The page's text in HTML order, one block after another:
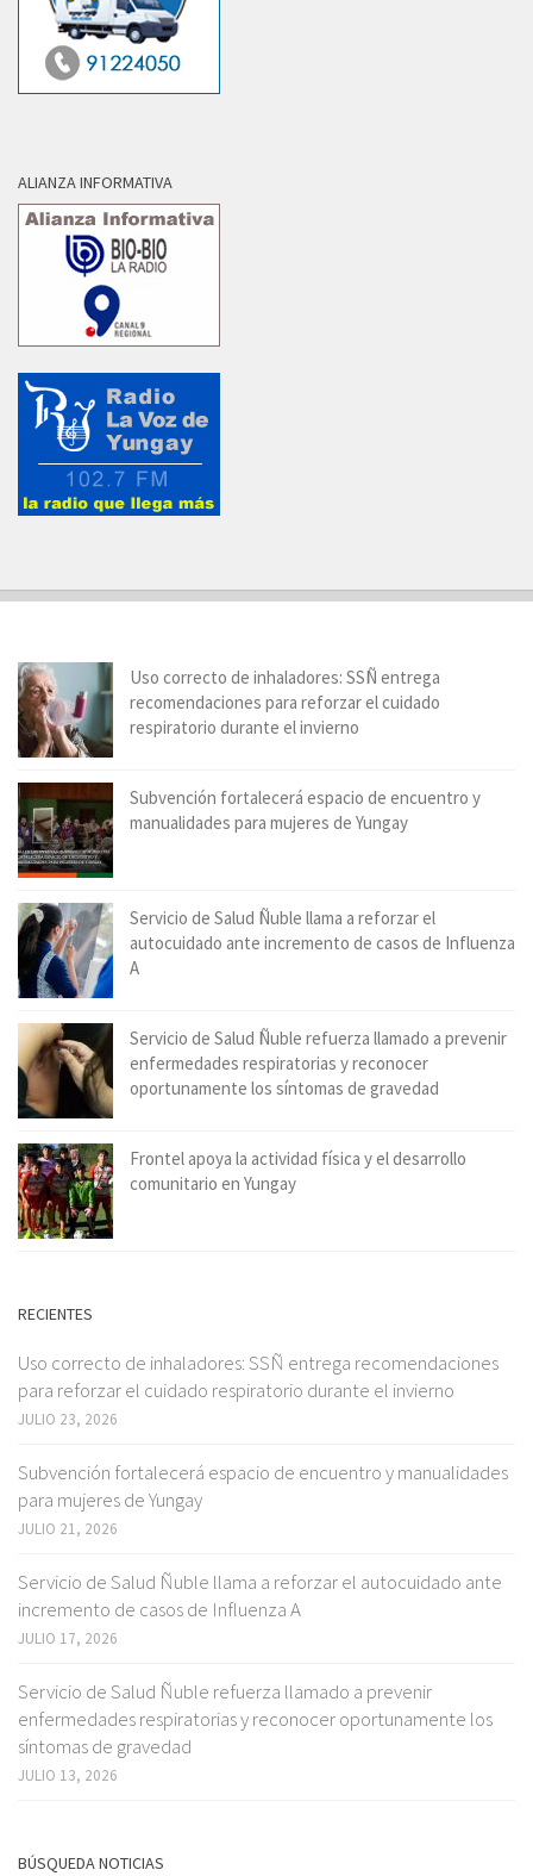
ALIANZA INFORMATIVA
Uso correcto de inhaladores: SSÑ entrega
recomendaciones para reforzar el cuidado
respiratorio durante el invierno
Subvención fortalecerá espacio de encuentro y
manualidades para mujeres de Yungay
Servicio de Salud Ñuble llama a reforzar el
autocuidado ante incremento de casos de Influenza
A
Servicio de Salud Ñuble refuerza llamado a prevenir
enfermedades respiratorias y reconocer
oportunamente los síntomas de gravedad
Frontel apoya la actividad física y el desarrollo
comunitario en Yungay
RECIENTES
Uso correcto de inhaladores: SSÑ entrega recomendaciones
para reforzar el cuidado respiratorio durante el invierno
JULIO 23, 2026
Subvención fortalecerá espacio de encuentro y manualidades
para mujeres de Yungay
JULIO 21, 2026
Servicio de Salud Ñuble llama a reforzar el autocuidado ante
incremento de casos de Influenza A
JULIO 17, 2026
Servicio de Salud Ñuble refuerza llamado a prevenir
enfermedades respiratorias y reconocer oportunamente los
síntomas de gravedad
JULIO 13, 2026
BÚSQUEDA NOTICIAS